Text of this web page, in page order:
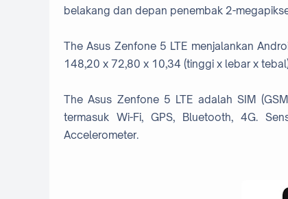
belakang dan depan penembak 2-
The Asus Zenfone 5 LTE menjalankan
148,20 x 72,80 x 10,34 (tinggi x lebar x
The Asus Zenfone 5 LTE adalah SIM
termasuk Wi-Fi, GPS, Bluetooth, 4G.
Accelerometer.